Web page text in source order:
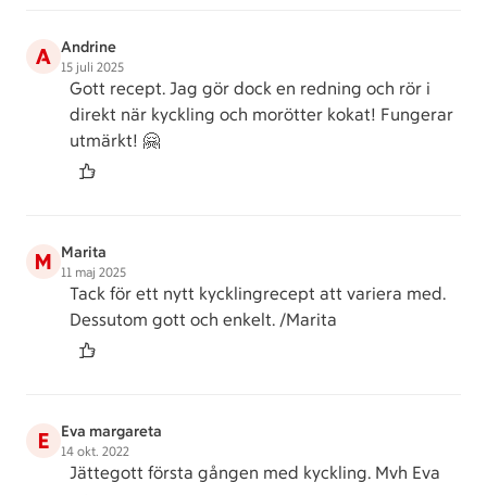
A Andrine
15 juli 2025
Gott recept. Jag gör dock en redning och rör i
direkt när kyckling och morötter kokat! Fungerar
utmärkt! 🤗
M Marita
11 maj 2025
Tack för ett nytt kycklingrecept att variera med.
Dessutom gott och enkelt. /Marita
E Eva margareta
14 okt. 2022
Jättegott första gången med kyckling. Mvh Eva